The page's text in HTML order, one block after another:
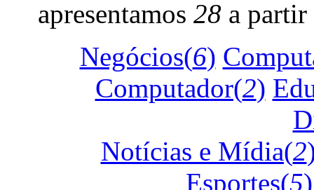
apresentamos 28 a
Negócios(6)
Computador(2)
Notícias e Mídia(2
Esportes(5)